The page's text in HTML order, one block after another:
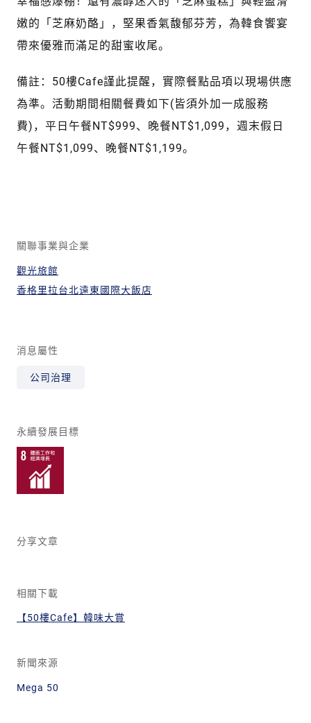
嫩的「芝麻奶酪」，堅果香氣馥郁芬芳，為韓食饗宴
帶來優雅而滿足的甜蜜收尾。
備註：50樓Cafe謹此提醒，實際餐點品項以現場供應
為準。活動期間相關餐費如下(皆須外加一成服務
費)，平日午餐NT$999、晚餐NT$1,099，週末假日
午餐NT$1,099、晚餐NT$1,199。
關聯事業與企業
觀光旅館
香格里拉台北遠東國際大飯店
消息屬性
公司治理
永續發展目標
分享文章
相關下載
【50樓Cafe】韓味大賞
新聞來源
Mega 50